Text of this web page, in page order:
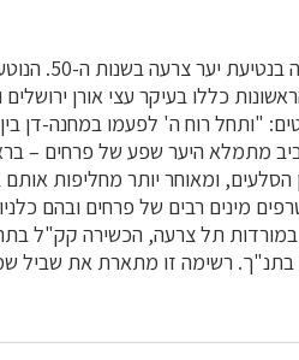
קק"ל
כללו בעיקר עצי אורן
"ותחל רוח ה' לפעמו במחנה-דן
מתמלא היער שפע של פרחים –
הסלעים, ומאוחר יותר מחליפות
מינים רבים של פרחים ובהם
תל צרעה, הכשירה קק"ל
רשימה זו מתארת את שביל